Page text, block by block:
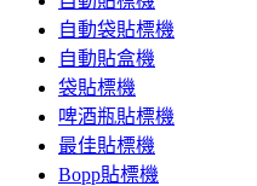
自動袋貼標機
自動貼盒機
袋貼標機
啤酒瓶貼標機
最佳貼標機
Bopp貼標機